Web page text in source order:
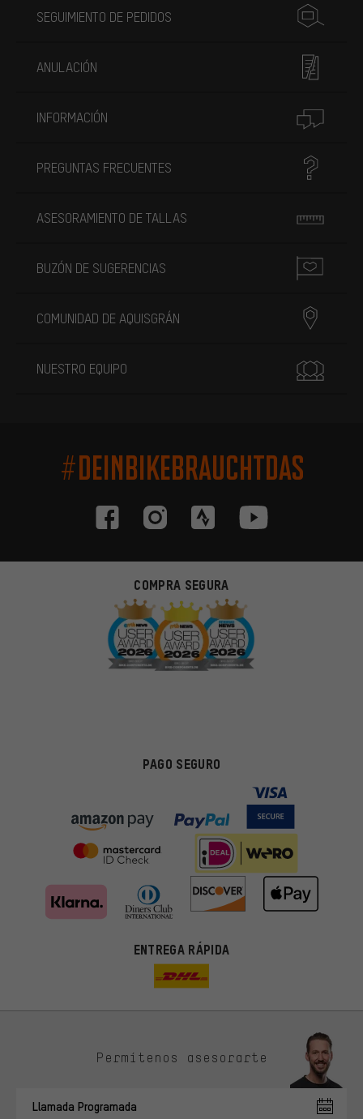
SEGUIMIENTO DE PEDIDOS
ANULACIÓN
INFORMACIÓN
PREGUNTAS FRECUENTES
ASESORAMIENTO DE TALLAS
BUZÓN DE SUGERENCIAS
COMUNIDAD DE AQUISGRÁN
NUESTRO EQUIPO
#DEINBIKEBRAUCHTDAS
COMPRA SEGURA
PAGO SEGURO
ENTREGA RÁPIDA
Permítenos asesorarte
Llamada Programada
ti. Las cookies de marketing nos ayudan a identificar tus